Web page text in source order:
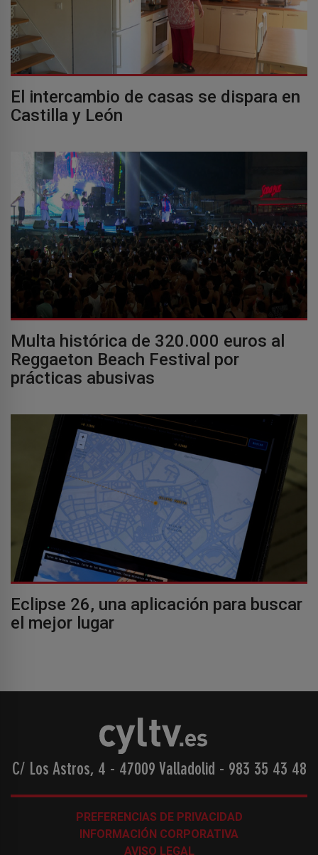
El intercambio de casas se dispara en
Castilla y León
Multa histórica de 320.000 euros al
Reggaeton Beach Festival por
prácticas abusivas
Eclipse 26, una aplicación para buscar
el mejor lugar
C/ Los Astros, 4 - 47009 Valladolid - 983 35 43 48
PREFERENCIAS DE PRIVACIDAD
INFORMACIÓN CORPORATIVA
AVISO LEGAL